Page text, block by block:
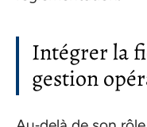
Intégrer la
gestion